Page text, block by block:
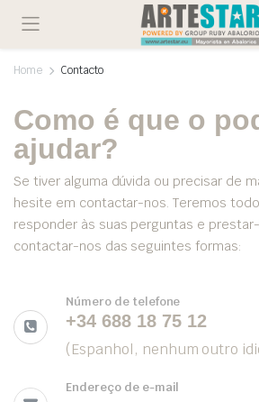
Home Contacto
Como é que o
ajudar?
Se tiver alguma dúvida ou precisar de
hesite em contactar-nos. Teremos
responder às suas perguntas e
contactar-nos das seguintes formas:
Número de telefone
+34 688 18 75 12
(Espanhol, nenhum outro
Endereço de e-mail